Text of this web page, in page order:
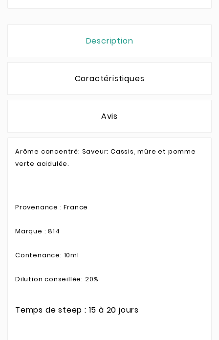
Description
Caractéristiques
Avis
Arôme concentré: Saveur: Cassis, mûre et pomme
verte acidulée.
Provenance : France
Marque : 814
Contenance: 10ml
Dilution conseillée: 20%
Temps de steep : 15 à 20 jours